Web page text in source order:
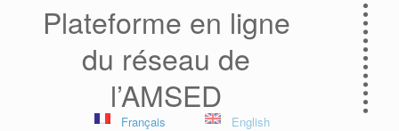
Plateforme en ligne
du réseau de
l’AMSED
Français English